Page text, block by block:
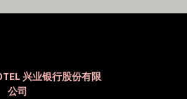
兴业银行股份有限
公司